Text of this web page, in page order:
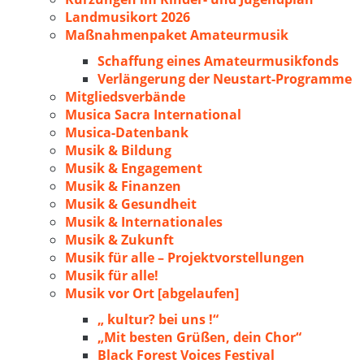
Landmusikort 2026
Maßnahmenpaket Amateurmusik
Schaffung eines Amateurmusikfonds
Verlängerung der Neustart-Programme
Mitgliedsverbände
Musica Sacra International
Musica-Datenbank
Musik & Bildung
Musik & Engagement
Musik & Finanzen
Musik & Gesundheit
Musik & Internationales
Musik & Zukunft
Musik für alle – Projektvorstellungen
Musik für alle!
Musik vor Ort [abgelaufen]
„ kultur? bei uns !“
„Mit besten Grüßen, dein Chor“
Black Forest Voices Festival